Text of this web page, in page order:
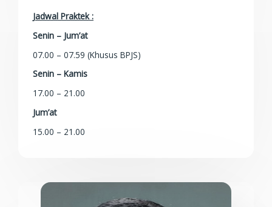
Jadwal Praktek :
Senin – Jum’at
07.00 – 07.59 (Khusus BPJS)
Senin – Kamis
17.00 – 21.00
Jum’at
15.00 – 21.00